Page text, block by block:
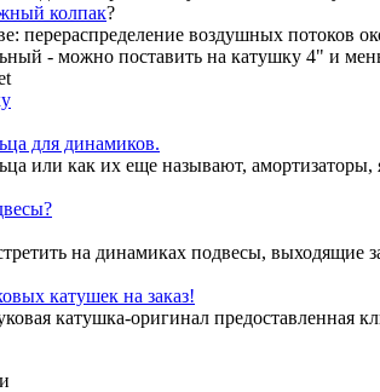
колпак?
перераспределение воздушных потоков
- можно поставить на катушку 4" и
для динамиков.
или как их еще называют, амортизаторы,
на динамиках подвесы, выходящие
катушек на заказ!
катушка-оригинал предоставленная